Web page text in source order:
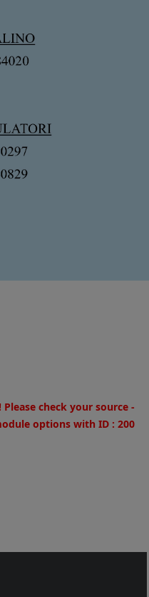
check your source -
options with ID : 200